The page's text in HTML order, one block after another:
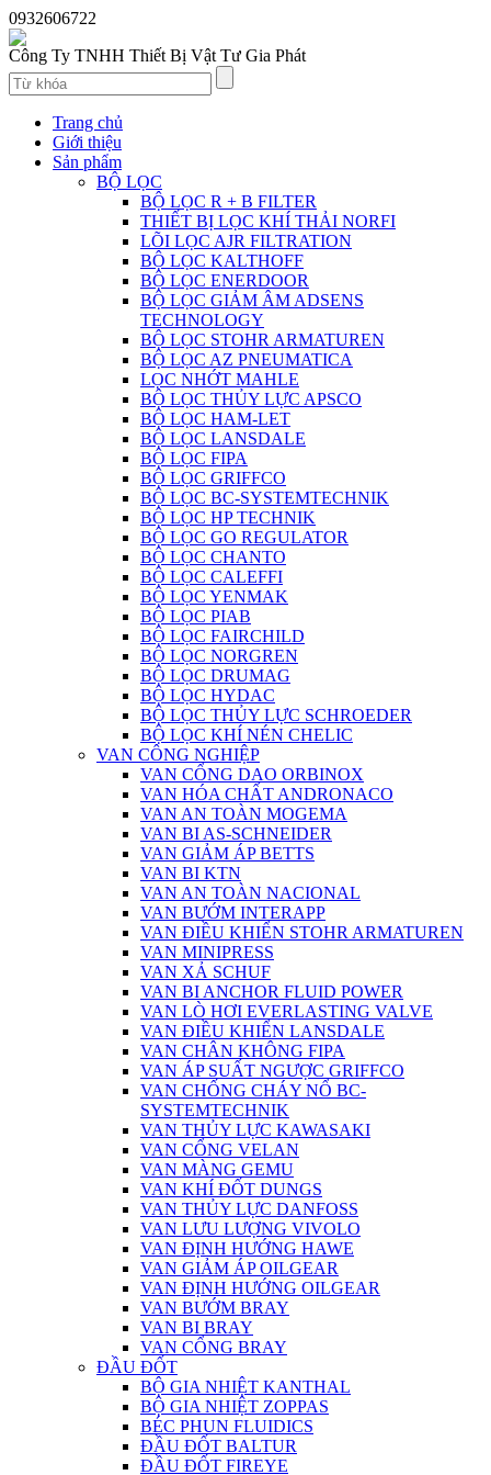
0932606722
Công Ty TNHH Thiết Bị Vật Tư Gia Phát
Trang chủ
Giới thiệu
Sản phẩm
BỘ LỌC
BỘ LỌC R + B FILTER
THIẾT BỊ LỌC KHÍ THẢI NORFI
LÕI LỌC AJR FILTRATION
BỘ LỌC KALTHOFF
BỘ LỌC ENERDOOR
BỘ LỌC GIẢM ÂM ADSENS
TECHNOLOGY
BỘ LỌC STOHR ARMATUREN
BỘ LỌC AZ PNEUMATICA
LỌC NHỚT MAHLE
BỘ LỌC THỦY LỰC APSCO
BỘ LỌC HAM-LET
BỘ LỌC LANSDALE
BỘ LỌC FIPA
BỘ LỌC GRIFFCO
BỘ LỌC BC-SYSTEMTECHNIK
BỘ LỌC HP TECHNIK
BỘ LỌC GO REGULATOR
BỘ LỌC CHANTO
BỘ LỌC CALEFFI
BỘ LỌC YENMAK
BỘ LỌC PIAB
BỘ LỌC FAIRCHILD
BỘ LỌC NORGREN
BỘ LỌC DRUMAG
BỘ LỌC HYDAC
BỘ LỌC THỦY LỰC SCHROEDER
BỘ LỌC KHÍ NÉN CHELIC
VAN CÔNG NGHIỆP
VAN CỔNG DAO ORBINOX
VAN HÓA CHẤT ANDRONACO
VAN AN TOÀN MOGEMA
VAN BI AS-SCHNEIDER
VAN GIẢM ÁP BETTS
VAN BI KTN
VAN AN TOÀN NACIONAL
VAN BƯỚM INTERAPP
VAN ĐIỀU KHIỂN STOHR ARMATUREN
VAN MINIPRESS
VAN XẢ SCHUF
VAN BI ANCHOR FLUID POWER
VAN LÒ HƠI EVERLASTING VALVE
VAN ĐIỀU KHIỂN LANSDALE
VAN CHÂN KHÔNG FIPA
VAN ÁP SUẤT NGƯỢC GRIFFCO
VAN CHỐNG CHÁY NỔ BC-
SYSTEMTECHNIK
VAN THỦY LỰC KAWASAKI
VAN CỔNG VELAN
VAN MÀNG GEMU
VAN KHÍ ĐỐT DUNGS
VAN THỦY LỰC DANFOSS
VAN LƯU LƯỢNG VIVOLO
VAN ĐỊNH HƯỚNG HAWE
VAN GIẢM ÁP OILGEAR
VAN ĐỊNH HƯỚNG OILGEAR
VAN BƯỚM BRAY
VAN BI BRAY
VAN CỔNG BRAY
ĐẦU ĐỐT
BỘ GIA NHIỆT KANTHAL
BỘ GIA NHIỆT ZOPPAS
BÉC PHUN FLUIDICS
ĐẦU ĐỐT BALTUR
ĐẦU ĐỐT FIREYE